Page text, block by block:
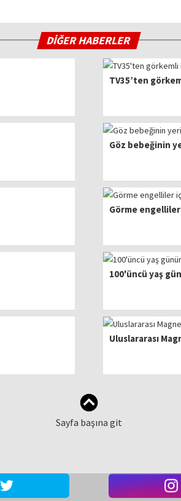
DİĞER HABERLER
TV35’ten
Göz bebeğinin
Görme
100'üncü yaş
Uluslararası
Sayfa başına git